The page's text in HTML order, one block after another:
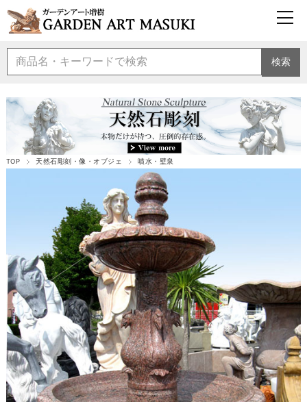
検索
TOP 天然石彫刻・像・オブジェ 噴水・壁泉